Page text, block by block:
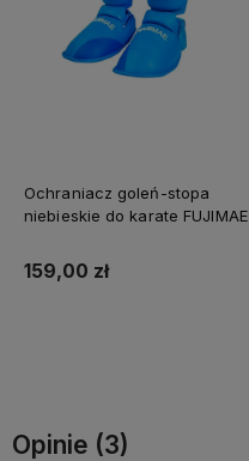
Ochraniacz goleń-stopa
niebieskie do karate FUJIMAE
159,00 zł
Opinie (3)